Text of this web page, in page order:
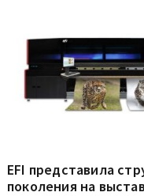
EFI представила
поколения на